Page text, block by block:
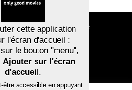
À propos de cinefile
S'inscrire/s'abonner
Newsletter
FAQ
Bons-cadeaux
cette application
l'écran d'accueil :
le bouton "menu",
Ajouter sur l'écran
d'accueil.
être accessible en appuyant